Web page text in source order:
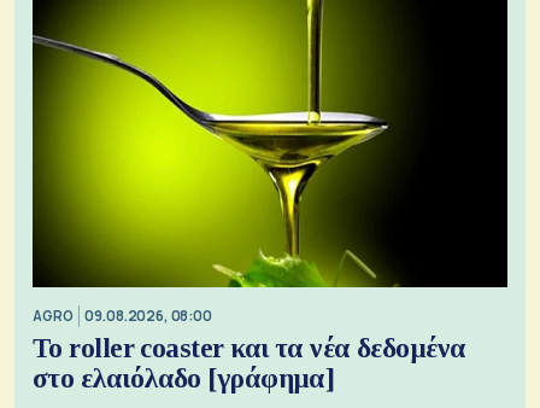
AGRO 09.08.2026, 08:00
Το roller coaster και τα νέα δεδομένα
στο ελαιόλαδο [γράφημα]